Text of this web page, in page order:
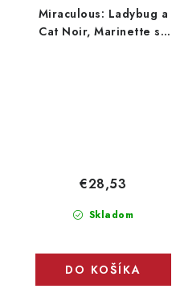
Miraculous: Ladybug a
Cat Noir, Marinette sa
Skladom
€28,53
DO KOŠÍKA